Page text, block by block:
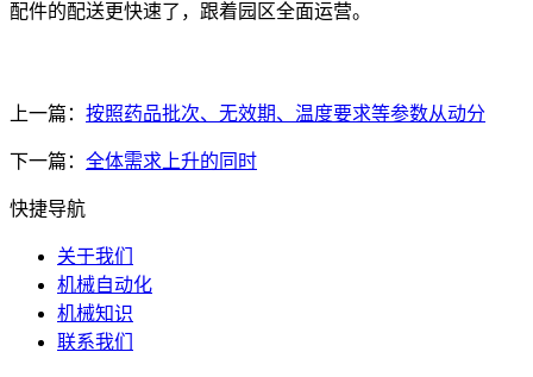
配件的配送更快速了，跟着园区全面运营。
上一篇： 按照药品批次、无效期、温度要求等参数从动分
下一篇： 全体需求上升的同时
快捷导航
关于我们
机械自动化
机械知识
联系我们